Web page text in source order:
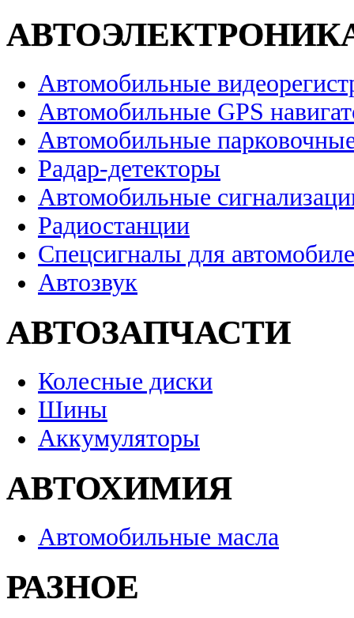
Автомобильные
Автомобильные GPS
Автомобильные
Радар-детекторы
Автомобильные
Радиостанции
Спецсигналы для
Автозвук
АВТОЗАПЧАСТИ
Колесные диски
Шины
Аккумуляторы
АВТОХИМИЯ
Автомобильные масла
РАЗНОЕ